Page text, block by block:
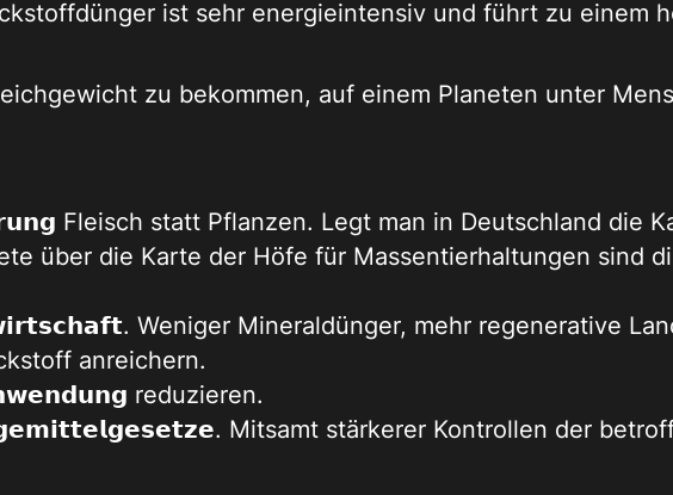
ist sehr energieintensiv und führt zu einem
zu bekommen, auf einem Planeten unter
Fleisch statt Pflanzen. Legt man in Deutschland die
über die Karte der Höfe für Massentierhaltungen sind
Weniger Mineraldünger, mehr regenerative
anreichern.
reduzieren.
Mitsamt stärkerer Kontrollen der